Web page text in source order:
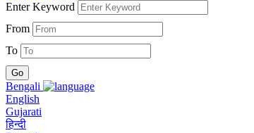
Enter Keyword
From
To
Bengali
English
Gujarati
हिन्दी